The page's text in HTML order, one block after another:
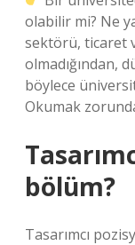
olabilir mi? Ne
sektörü, ticaret
olmadığından,
böylece
Okumak
bölüm?
Tasarımcı